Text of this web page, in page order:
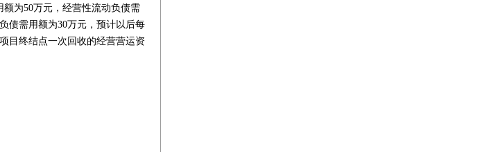
额为50万元，经营性流动负债需
债需用额为30万元，预计以后每
目终结点一次回收的经营营运资